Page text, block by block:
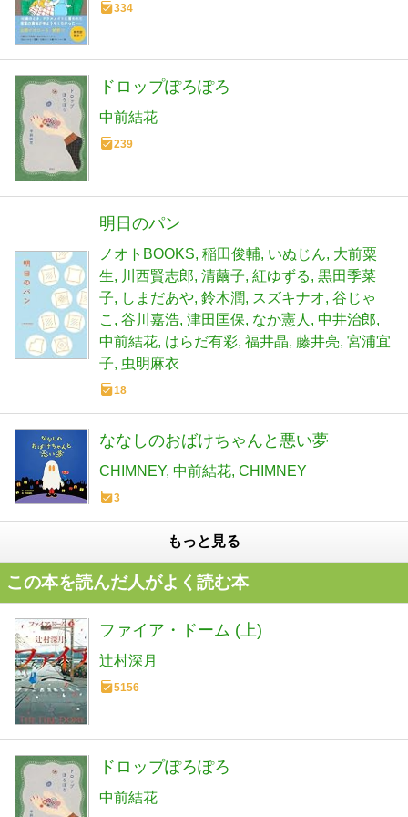
334
ドロップぽろぽろ
中前結花
239
明日のパン
ノオトBOOKS 稲田俊輔 いぬじん 大前粟
生
川西賢志郎 清繭子 紅ゆずる 黒田季菜
子
しまだあや 鈴木潤 スズキナオ 谷じゃ
こ
谷川嘉浩 津田匡保 なか憲人
中井治郎
中前結花 はらだ有彩 福井晶 藤井亮 宮浦宜
子 虫明麻衣
18
ななしのおばけちゃんと悪い夢
CHIMNEY 中前結花 CHIMNEY
3
もっと見る
この本を読んだ人がよく読む本
ファイア・ドーム (上)
辻村深月
5156
ドロップぽろぽろ
中前結花